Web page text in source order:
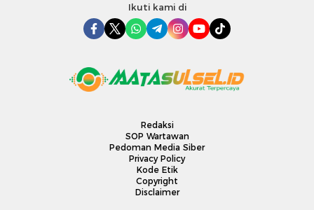
Ikuti kami di
Redaksi
SOP Wartawan
Pedoman Media Siber
Privacy Policy
Kode Etik
Copyright
Disclaimer